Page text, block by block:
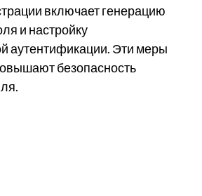
включает генерацию
и настройку
аутентификации. Эти меры
безопасность